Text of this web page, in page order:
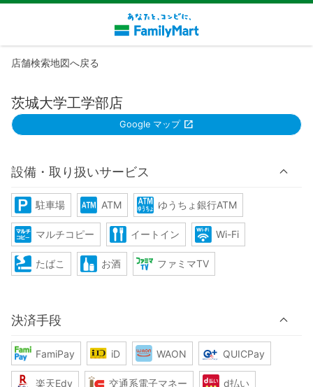
店舗検索地図へ戻る
茨城大学工学部店
Google マップ
設備・取り扱いサービス
駐車場 ATM ゆうちょ銀行ATM
マルチコピー イートイン Wi-Fi
たばこ お酒 ファミマTV
決済手段
FamiPay iD WAON QUICPay
楽天Edy 交通系電子マネー d払い